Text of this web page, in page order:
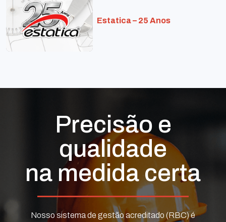
Estatica – 25 Anos
Precisão e
qualidade
na medida certa
Nosso sistema de gestão acreditado (RBC) é